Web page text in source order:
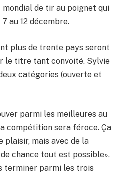
de tir au poignet qui
au 12 décembre.
plus de trente pays seront
le titre tant convoité. Sylvie
catégories (ouverte et
parmi les meilleures au
compétition sera féroce. Ça
plaisir, mais avec de la
chance tout est possible»,
terminer parmi les trois